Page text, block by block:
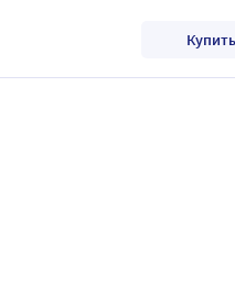
Купить